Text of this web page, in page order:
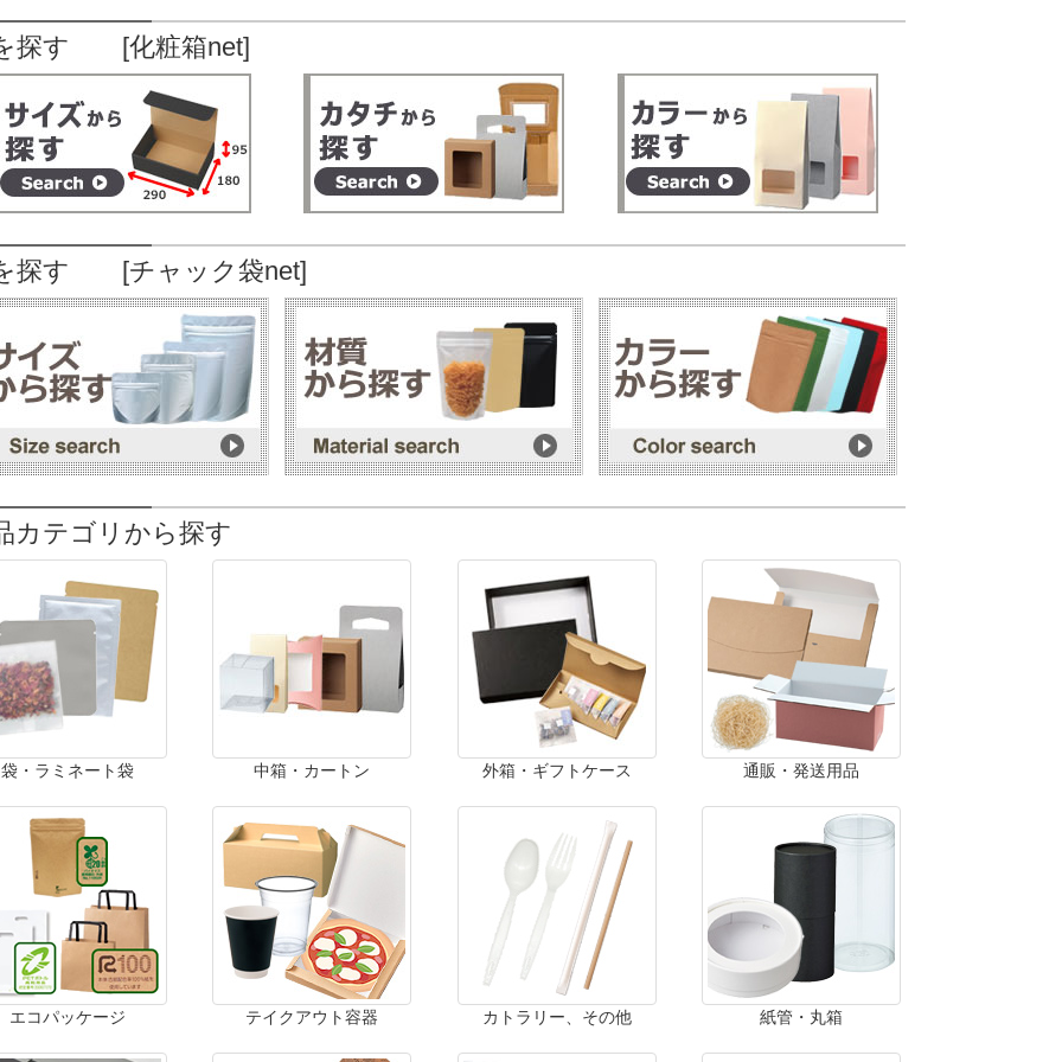
探す [化粧箱net]
探す [チャック袋net]
カテゴリから探す
袋・ラミネート袋 中箱・カートン 外箱・ギフトケース 通販・発送用品
エコパッケージ テイクアウト容器 カトラリー、その他 紙管・丸箱